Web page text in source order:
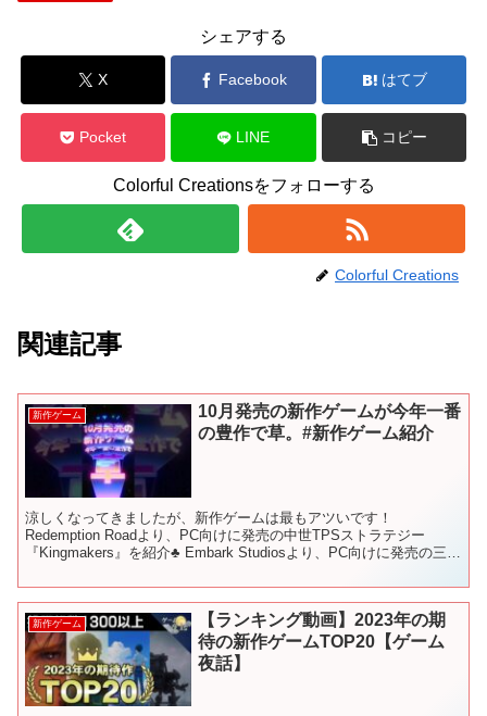
シェアする
X Facebook はてブ
Pocket LINE コピー
Colorful Creationsをフォローする
Colorful Creations
関連記事
新作ゲーム
10月発売の新作ゲームが今年一番
の豊作で草。#新作ゲーム紹介
涼しくなってきましたが、新作ゲームは最もアツいです！
Redemption Roadより、PC向けに発売の中世TPSストラテジー
『Kingmakers』を紹介♣ Embark Studiosより、PC向けに発売の三人
新作ゲーム
【ランキング動画】2023年の期
待の新作ゲームTOP20【ゲーム
夜話】